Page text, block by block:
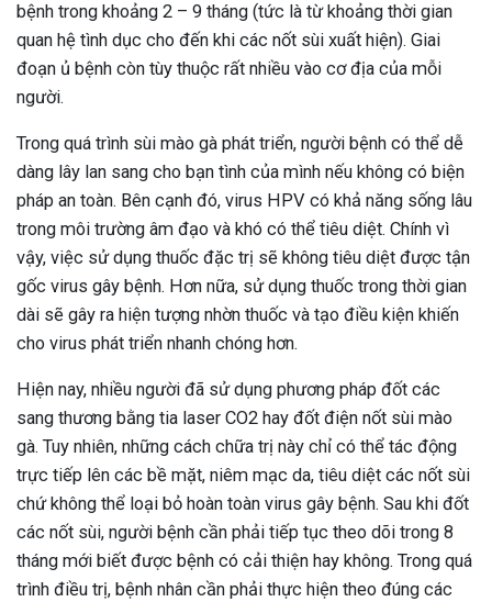
Thông Tin Cần Biết
sau sinh là tình trạng viêm da
phổ biến, khiến đôi bàn tay,
của chị em trở nên khô...
bệnh trong khoảng 2 – 9 tháng (tức là từ khoảng thời gian
quan hệ tình dục cho đến khi các nốt sùi xuất hiện). Giai
đoạn ủ bệnh còn tùy thuộc rất nhiều vào cơ địa của mỗi
người.
Trong quá trình sùi mào gà phát triển, người bệnh có thể dễ
dàng lây lan sang cho bạn tình của mình nếu không có biện
pháp an toàn. Bên cạnh đó, virus HPV có khả năng sống lâu
trong môi trường âm đạo và khó có thể tiêu diệt. Chính vì
vậy, việc sử dụng thuốc đặc trị sẽ không tiêu diệt được tận
gốc virus gây bệnh. Hơn nữa, sử dụng thuốc trong thời gian
dài sẽ gây ra hiện tượng nhờn thuốc và tạo điều kiện khiến
cho virus phát triển nhanh chóng hơn.
Hiện nay, nhiều người đã sử dụng phương pháp đốt các
sang thương bằng tia laser CO2 hay đốt điện nốt sùi mào
gà. Tuy nhiên, những cách chữa trị này chỉ có thể tác động
trực tiếp lên các bề mặt, niêm mạc da, tiêu diệt các nốt sùi
chứ không thể loại bỏ hoàn toàn virus gây bệnh. Sau khi đốt
các nốt sùi, người bệnh cần phải tiếp tục theo dõi trong 8
tháng mới biết được bệnh có cải thiện hay không. Trong quá
trình điều trị, bệnh nhân cần phải thực hiện theo đúng các